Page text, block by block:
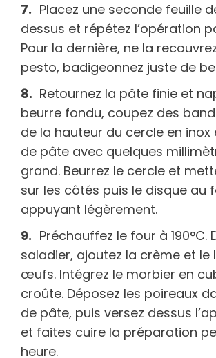
Placez une seconde feuille
dessus et répétez l’opération
Pour la dernière, ne la
pesto, badigeonnez juste de
Retournez la pâte finie et
beurre fondu, coupez des
de la hauteur du cercle en inox
de pâte avec quelques
grand. Beurrez le cercle et
sur les côtés puis le disque au
appuyant légèrement.
Préchauffez le four à 190°C.
saladier, ajoutez la crème et le
œufs. Intégrez le morbier en
croûte. Déposez les poireaux
de pâte, puis versez dessus
et faites cuire la préparation
heure.